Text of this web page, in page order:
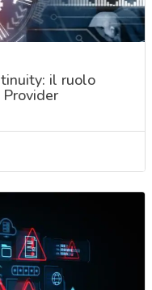
il ruolo